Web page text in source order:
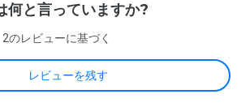
何と言っていますか?
2のレビューに基づく
レビューを残す